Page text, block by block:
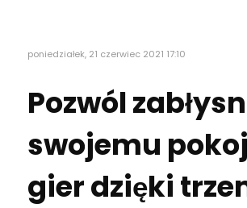
poniedziałek, 21 czerwiec 2021 17:10
Pozwól
swojemu
gier dzięki